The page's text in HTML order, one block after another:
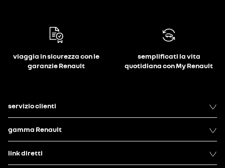
viaggia in sicurezza con le
garanzie Renault
semplificati la vita
quotidiana con My Renault
servizio clienti
gamma Renault
link diretti